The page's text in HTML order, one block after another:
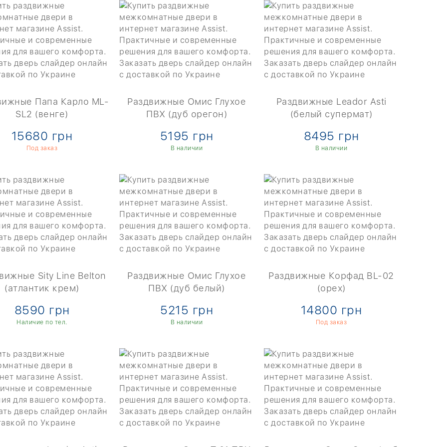
Папа Карло ML-
SL2 (венге)
15680 грн
Под заказ
Раздвижные Омис Глухое
ПВХ (дуб орегон)
5195 грн
В наличии
Раздвижные Leador Asti
(белый супермат)
8495 грн
В наличии
Sity Line Belton
(атлантик крем)
8590 грн
Наличие по тел.
Раздвижные Омис Глухое
ПВХ (дуб белый)
5215 грн
В наличии
Раздвижные Корфад BL-02
(орех)
14800 грн
Под заказ